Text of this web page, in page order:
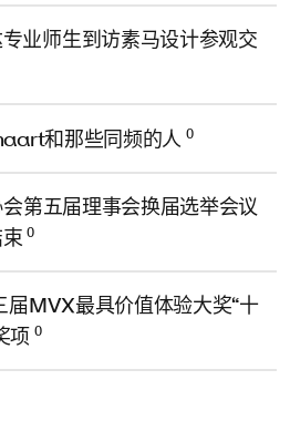
业师生到访素马设计参观交
和那些同频的人 0
第五届理事会换届选举会议
0
MVX最具价值体验大奖“十
项 0